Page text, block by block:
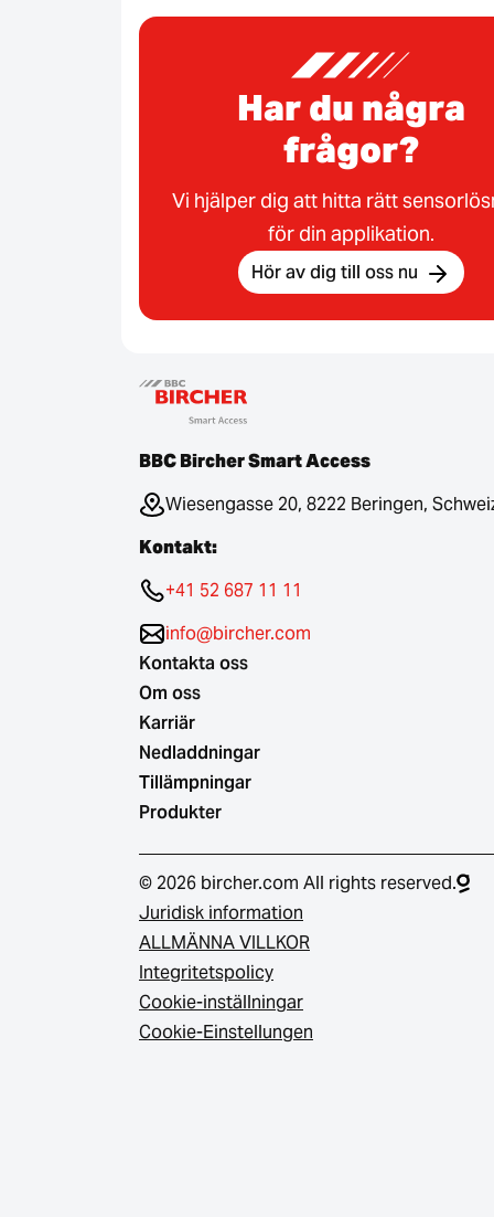
Har du några
frågor?
Vi hjälper dig att hitta rätt
för din applikation.
Hör av dig till oss nu
BBC Bircher Smart Access
Wiesengasse 20, 8222 Beringen,
Kontakt:
+41 52 687 11 11
info@bircher.com
Kontakta oss
Om oss
Karriär
Nedladdningar
Tillämpningar
Produkter
© 2026 bircher.com All rights reserved.
Juridisk information
ALLMÄNNA VILLKOR
Integritetspolicy
Cookie-inställningar
Cookie-Einstellungen